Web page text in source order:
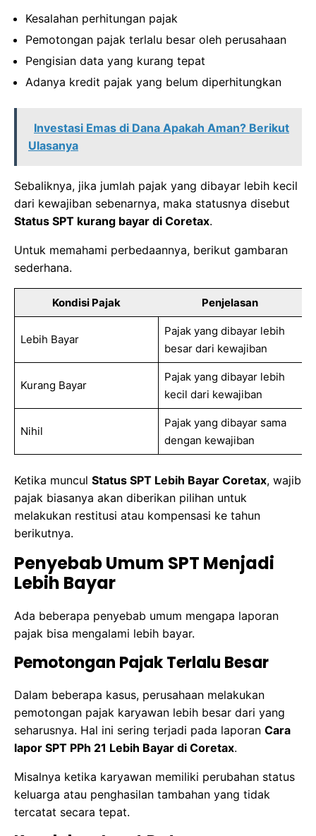
Kesalahan perhitungan pajak
Pemotongan pajak terlalu besar oleh perusahaan
Pengisian data yang kurang tepat
Adanya kredit pajak yang belum diperhitungkan
Investasi Emas di Dana Apakah Aman? Berikut
Ulasanya
Sebaliknya, jika jumlah pajak yang dibayar lebih kecil
dari kewajiban sebenarnya, maka statusnya disebut
Status SPT kurang bayar di Coretax.
Untuk memahami perbedaannya, berikut gambaran
sederhana.
Kondisi Pajak Penjelasan
Lebih Bayar
Pajak yang dibayar lebih
besar dari kewajiban
Kurang Bayar
Pajak yang dibayar lebih
kecil dari kewajiban
Nihil
Pajak yang dibayar sama
dengan kewajiban
Ketika muncul Status SPT Lebih Bayar Coretax, wajib
pajak biasanya akan diberikan pilihan untuk
melakukan restitusi atau kompensasi ke tahun
berikutnya.
Penyebab Umum SPT Menjadi
Lebih Bayar
Ada beberapa penyebab umum mengapa laporan
pajak bisa mengalami lebih bayar.
Pemotongan Pajak Terlalu Besar
Dalam beberapa kasus, perusahaan melakukan
pemotongan pajak karyawan lebih besar dari yang
seharusnya. Hal ini sering terjadi pada laporan Cara
lapor SPT PPh 21 Lebih Bayar di Coretax.
Misalnya ketika karyawan memiliki perubahan status
keluarga atau penghasilan tambahan yang tidak
tercatat secara tepat.